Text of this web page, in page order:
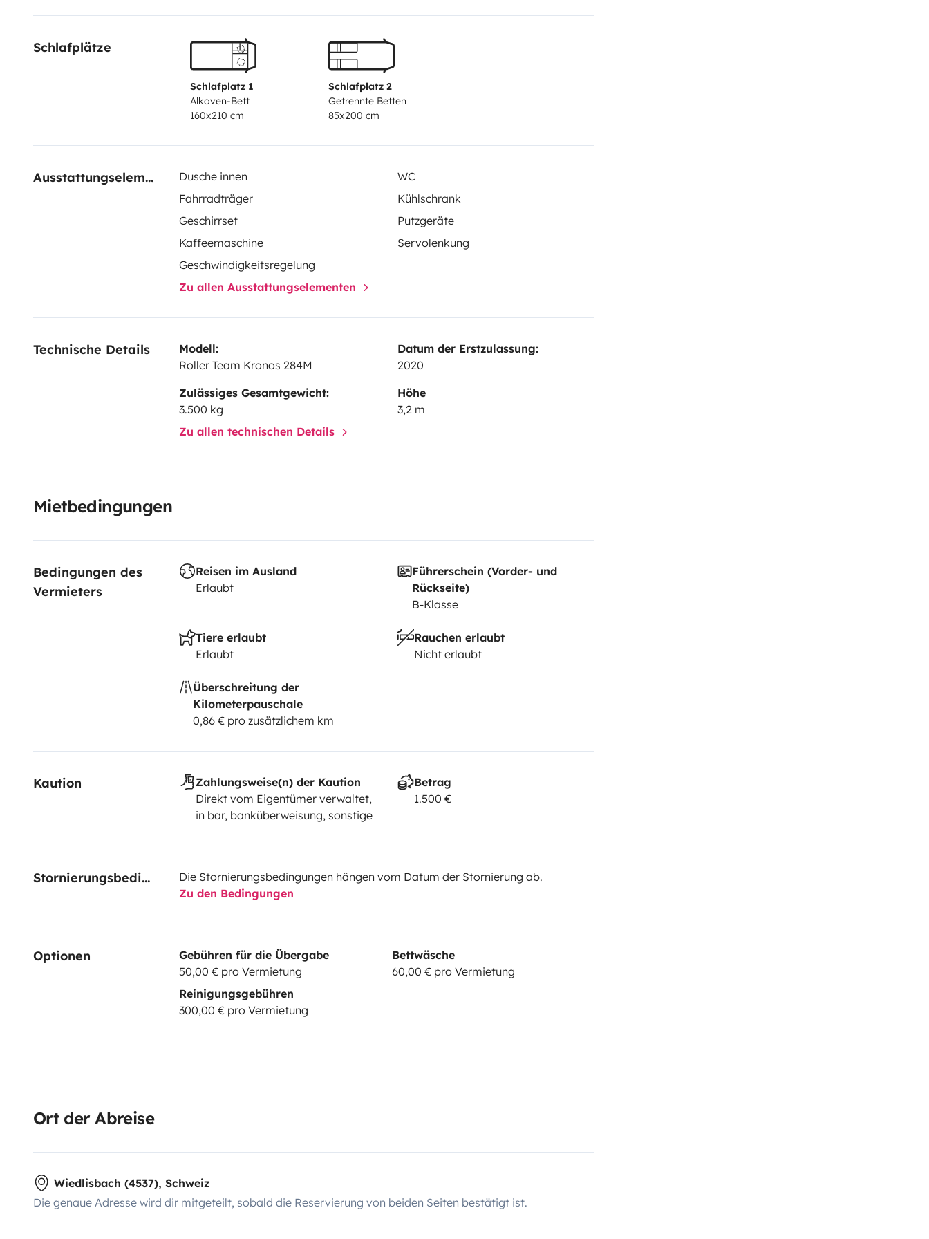
Schlafplätze
Schlafplatz 1
Alkoven-Bett
160x210 cm
Schlafplatz 2
Getrennte Betten
85x200 cm
Ausstattungselemente Dusche innen
WC
Fahrradträger
Kühlschrank
Geschirrset
Putzgeräte
Kaffeemaschine
Servolenkung
Geschwindigkeitsregelung
Zu allen Ausstattungselementen
Technische Details
Modell:
Roller Team Kronos 284M
Datum der Erstzulassung:
2020
Zulässiges Gesamtgewicht:
3.500 kg
Höhe
3,2 m
Zu allen technischen Details
Mietbedingungen
Bedingungen des
Vermieters
Reisen im Ausland
Erlaubt
Führerschein (Vorder- und
Rückseite)
B-Klasse
Tiere erlaubt
Erlaubt
Rauchen erlaubt
Nicht erlaubt
Überschreitung der
Kilometerpauschale
0,86 € pro zusätzlichem km
Kaution
Zahlungsweise(n) der Kaution
Direkt vom Eigentümer verwaltet,
in bar, banküberweisung, sonstige
Betrag
1.500 €
Stornierungsbedingungen
Die Stornierungsbedingungen hängen vom Datum der Stornierung ab.
Zu den Bedingungen
Optionen
Gebühren für die Übergabe
50,00 € pro Vermietung
Bettwäsche
60,00 € pro Vermietung
Reinigungsgebühren
300,00 € pro Vermietung
Ort der Abreise
Wiedlisbach (4537), Schweiz
Die genaue Adresse wird dir mitgeteilt, sobald die Reservierung von beiden Seiten bestätigt ist.